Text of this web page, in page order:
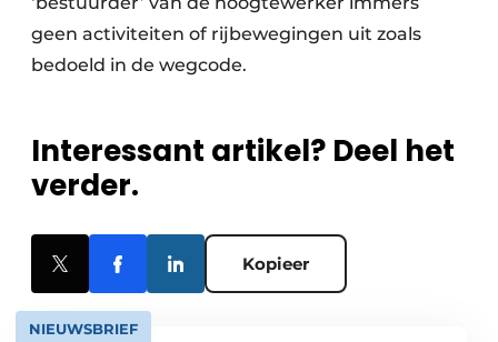
geen activiteiten of rijbewegingen uit zoals
bedoeld in de wegcode.
Interessant artikel? Deel het
verder.
Kopieer
NIEUWSBRIEF